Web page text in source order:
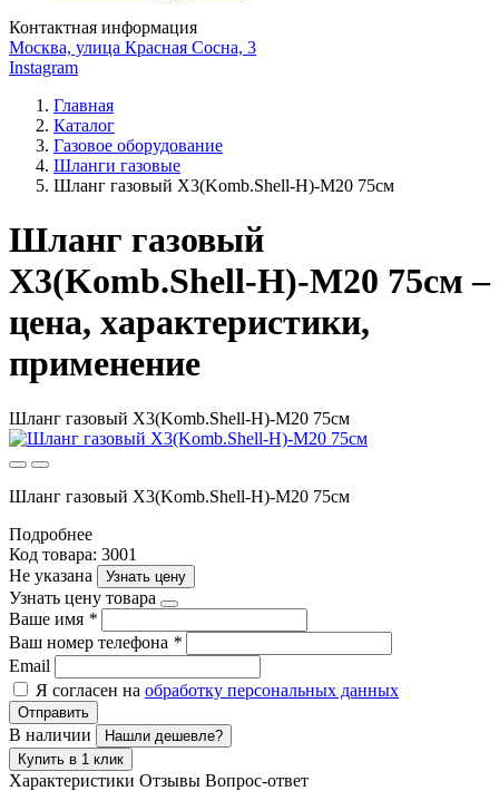
Контактная информация
Москва, улица Красная Сосна, 3
Instagram
Главная
Каталог
Газовое оборудование
Шланги газовые
Шланг газовый X3(Komb.Shell-H)-M20 75см
Шланг газовый
X3(Komb.Shell-H)-M20 75см –
цена, характеристики,
применение
Шланг газовый X3(Komb.Shell-H)-M20 75см
Шланг газовый X3(Komb.Shell-H)-M20 75см
Подробнее
Код товара: 3001
Не указана
Узнать цену
Узнать цену товара
Ваше имя *
Ваш номер телефона *
Email
Я согласен на обработку персональных данных
Отправить
В наличии
Нашли дешевле?
Купить в 1 клик
Характеристики Отзывы Вопрос-ответ